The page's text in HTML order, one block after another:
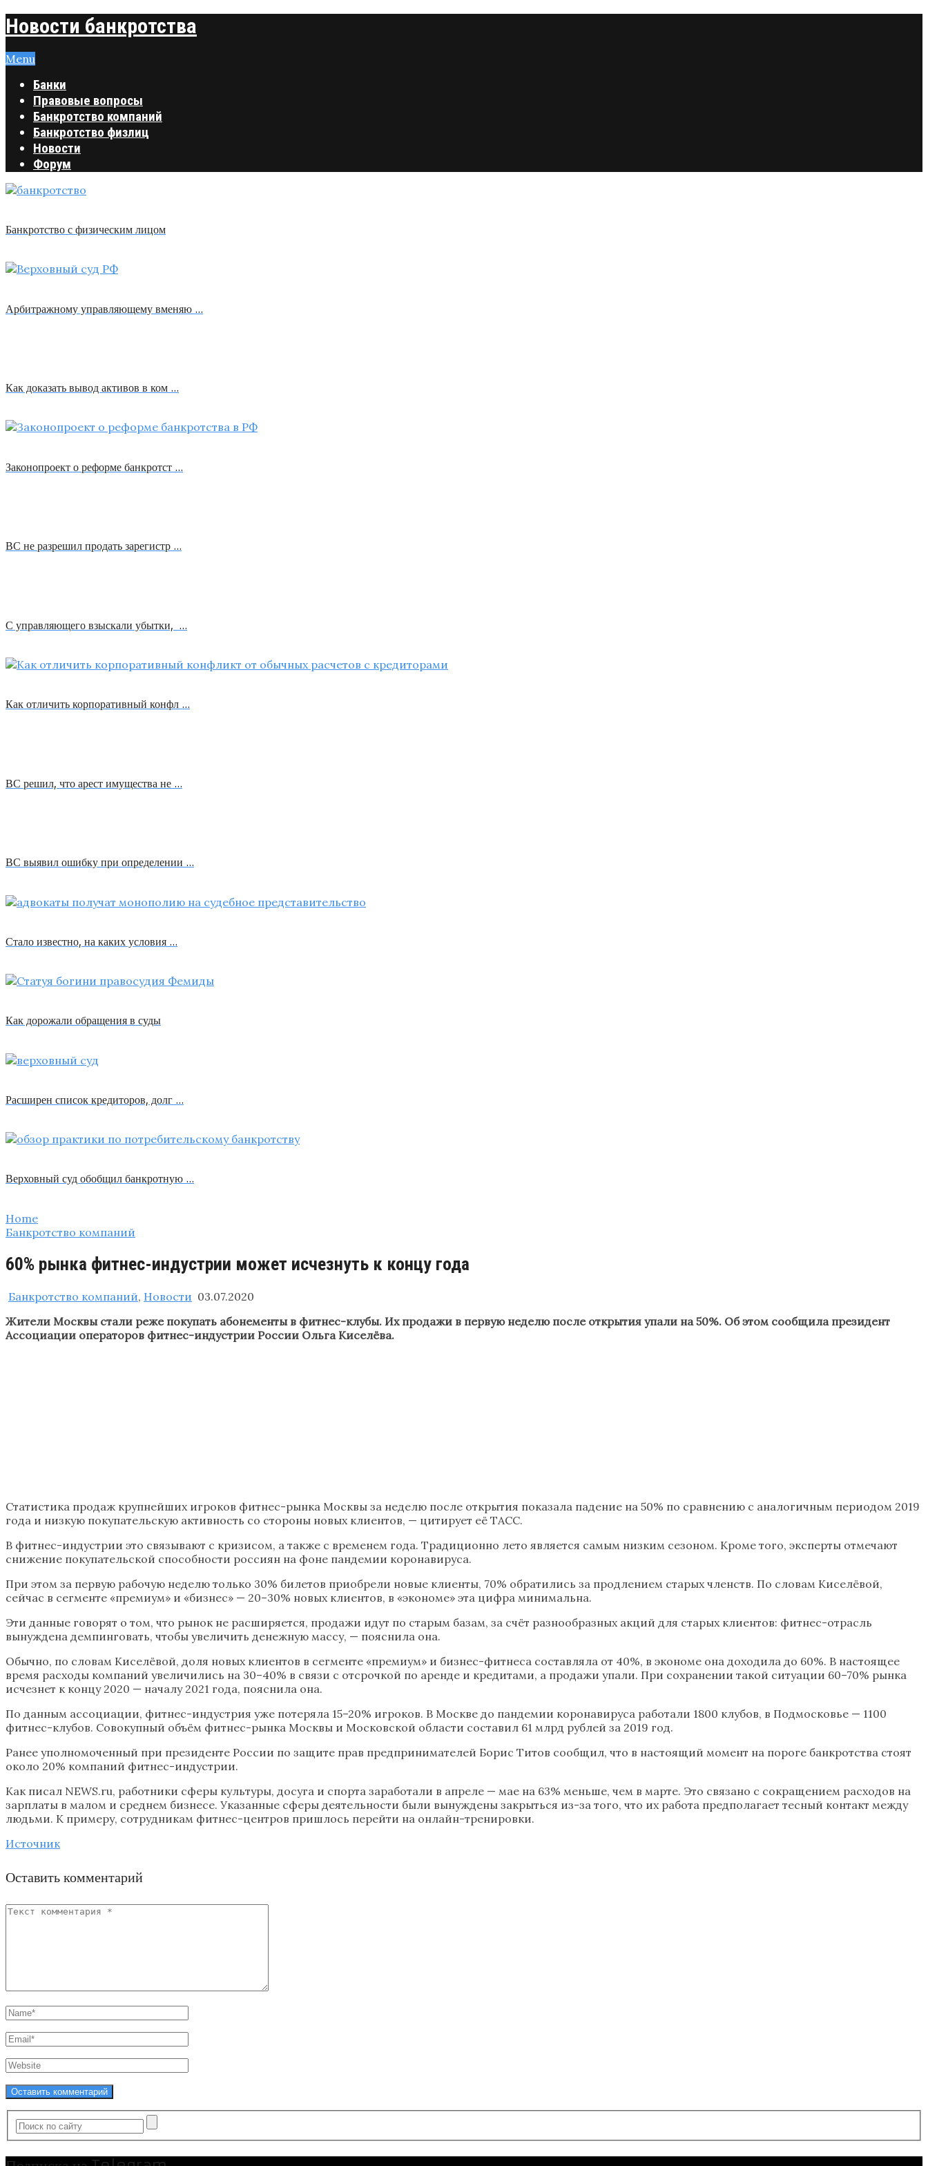
Новости банкротства
Menu
Банки
Правовые вопросы
Банкротство компаний
Банкротство физлиц
Новости
Форум
Банкротство с физическим лицом
Арбитражному управляющему вменяю …
Как доказать вывод активов в ком …
Законопроект о реформе банкротст …
ВС не разрешил продать зарегистр …
С управляющего взыскали убытки, …
Как отличить корпоративный конфл …
ВС решил, что арест имущества не …
ВС выявил ошибку при определении …
Стало известно, на каких условия …
Как дорожали обращения в суды
Расширен список кредиторов, долг …
Верховный суд обобщил банкротную …
Home
Банкротство компаний
60% рынка фитнес-индустрии может исчезнуть к концу года
Банкротство компаний, Новости 03.07.2020
Жители Москвы стали реже покупать абонементы в фитнес-клубы. Их продажи в первую неделю после открытия упали на 50%. Об этом сообщила президент
Ассоциации операторов фитнес-индустрии России Ольга Киселёва.
Статистика продаж крупнейших игроков фитнес-рынка Москвы за неделю после открытия показала падение на 50% по сравнению с аналогичным периодом 2019
года и низкую покупательскую активность со стороны новых клиентов, — цитирует её ТАСС.
В фитнес-индустрии это связывают с кризисом, а также с временем года. Традиционно лето является самым низким сезоном. Кроме того, эксперты отмечают
снижение покупательской способности россиян на фоне пандемии коронавируса.
При этом за первую рабочую неделю только 30% билетов приобрели новые клиенты, 70% обратились за продлением старых членств. По словам Киселёвой,
сейчас в сегменте «премиум» и «бизнес» — 20–30% новых клиентов, в «экономе» эта цифра минимальна.
Эти данные говорят о том, что рынок не расширяется, продажи идут по старым базам, за счёт разнообразных акций для старых клиентов: фитнес-отрасль
вынуждена демпинговать, чтобы увеличить денежную массу, — пояснила она.
Обычно, по словам Киселёвой, доля новых клиентов в сегменте «премиум» и бизнес-фитнеса составляла от 40%, в экономе она доходила до 60%. В настоящее
время расходы компаний увеличились на 30–40% в связи с отсрочкой по аренде и кредитами, а продажи упали. При сохранении такой ситуации 60–70% рынка
исчезнет к концу 2020 — началу 2021 года, пояснила она.
По данным ассоциации, фитнес-индустрия уже потеряла 15–20% игроков. В Москве до пандемии коронавируса работали 1800 клубов, в Подмосковье — 1100
фитнес-клубов. Совокупный объём фитнес-рынка Москвы и Московской области составил 61 млрд рублей за 2019 год.
Ранее уполномоченный при президенте России по защите прав предпринимателей Борис Титов сообщил, что в настоящий момент на пороге банкротства стоят
около 20% компаний фитнес-индустрии.
Как писал NEWS.ru, работники сферы культуры, досуга и спорта заработали в апреле — мае на 63% меньше, чем в марте. Это связано с сокращением расходов на
зарплаты в малом и среднем бизнесе. Указанные сферы деятельности были вынуждены закрыться из-за того, что их работа предполагает тесный контакт между
людьми. К примеру, сотрудникам фитнес-центров пришлось перейти на онлайн-тренировки.
Источник
Оставить комментарий